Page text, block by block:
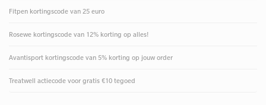
Fitpen kortingscode van 25 euro
Rosewe kortingscode van 12% korting op alles!
Avantisport kortingscode van 5% korting op jouw order
Treatwell actiecode voor gratis €10 tegoed